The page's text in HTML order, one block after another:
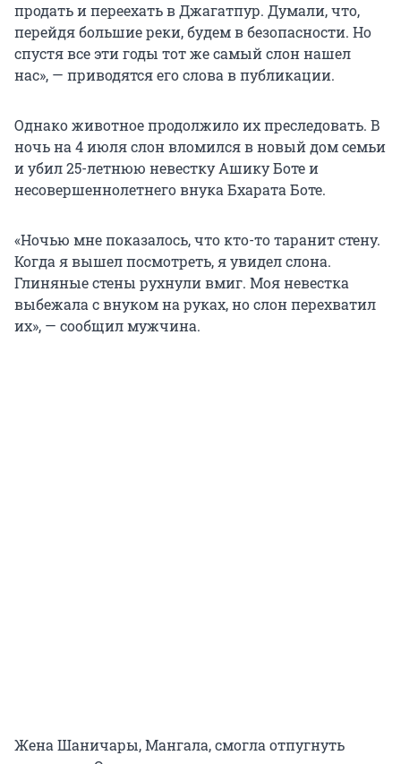
продать и переехать в Джагатпур. Думали, что,
перейдя большие реки, будем в безопасности. Но
спустя все эти годы тот же самый слон нашел
нас», — приводятся его слова в публикации.
Однако животное продолжило их преследовать. В
ночь на 4 июля слон вломился в новый дом семьи
и убил 25-летнюю невестку Ашику Боте и
несовершеннолетнего внука Бхарата Боте.
«Ночью мне показалось, что кто-то таранит стену.
Когда я вышел посмотреть, я увидел слона.
Глиняные стены рухнули вмиг. Моя невестка
выбежала с внуком на руках, но слон перехватил
их», — сообщил мужчина.
Жена Шаничары, Мангала, смогла отпугнуть